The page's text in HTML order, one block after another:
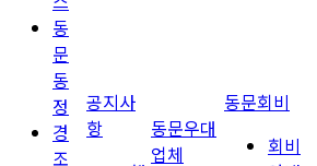
뉴스
동
문
동
정
경
조
공지사
항
동문우대
업체
동문회비
회비